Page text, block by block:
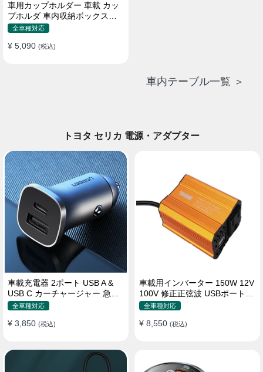
車用カップホルダー 車載 カッ
プホルダ 車内収納ボックス車
載テーブル スマホ置き 調整可
止め 小物置き 多機能 使い勝手
全車種対応
¥ 5,090 (税込)
車内テーブル一覧 ＞
トヨタ セリカ 電源・アダプター
車載充電器 2ポート USB A &
USB C カーチャージャー 急速
充電USB [36W 12V-24V ]
全車種対応
¥ 3,850 (税込)
車載用インバーター 150W 12V
100V 修正正弦波 USBポート2
口 コンバーター 防災用品 チャ
全車種対応
¥ 8,550 (税込)